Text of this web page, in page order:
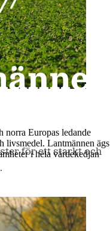
norra Europas ledande
livsmedel. Lantmännen ägs
i hela värdekedjan
för ett starkt och